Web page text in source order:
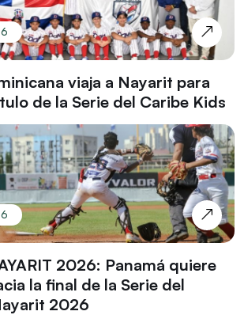
viaja a Nayarit para
de la Serie del Caribe Kids
2026: Panamá quiere
la final de la Serie del
2026